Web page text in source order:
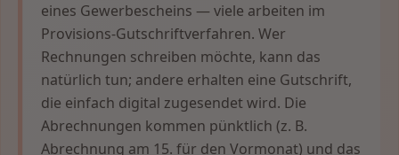
eines Gewerbescheins — viele arbeiten im
Provisions-Gutschriftverfahren. Wer
Rechnungen schreiben möchte, kann das
natürlich tun; andere erhalten eine Gutschrift,
die einfach digital zugesendet wird. Die
Abrechnungen kommen pünktlich (z. B.
Abrechnung am 15. für den Vormonat) und das